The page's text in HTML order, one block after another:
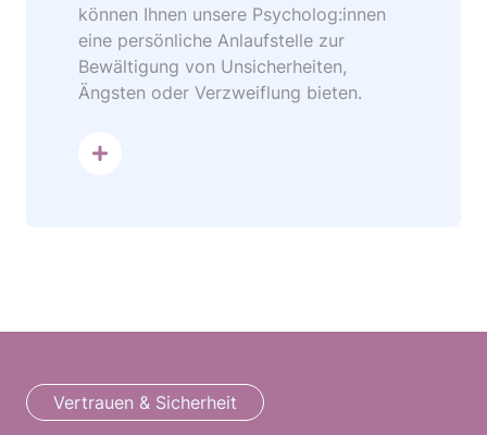
können Ihnen unsere Psycholog:innen
eine persönliche Anlaufstelle zur
Bewältigung von Unsicherheiten,
Ängsten oder Verzweiflung bieten.
Vertrauen & Sicherheit